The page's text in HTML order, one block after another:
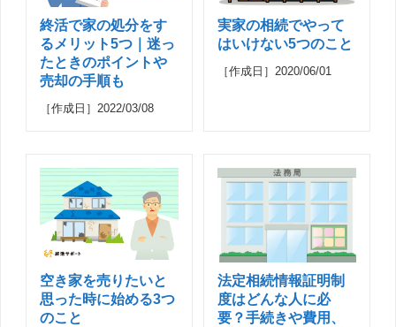
終活で家の処分をす
るメリット5つ｜迷っ
たときのポイントや
売却の手順も
［作成日］2022/03/08
実家の相続でやって
はいけない5つのこと
［作成日］2020/06/01
空き家を売りたいと
思った時に始める3つ
のこと
法定相続情報証明制
度はどんな人に必
要？手続きや費用、